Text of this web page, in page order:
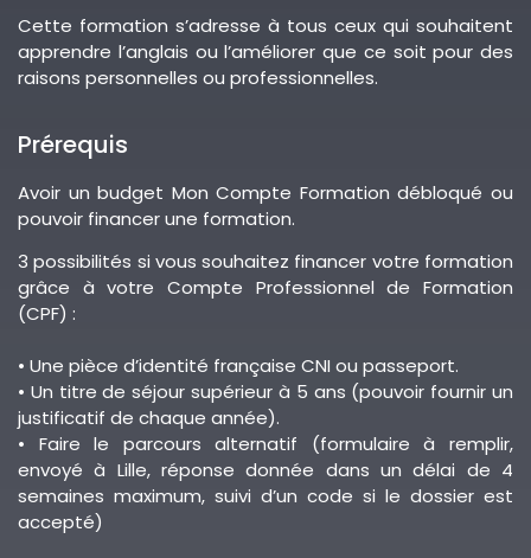
Cette formation s’adresse à tous ceux qui souhaitent
apprendre l’anglais ou l’améliorer que ce soit pour des
raisons personnelles ou professionnelles.
Prérequis
Avoir un budget Mon Compte Formation débloqué ou
pouvoir financer une formation.
3 possibilités si vous souhaitez financer votre formation
grâce à votre Compte Professionnel de Formation
(CPF) :
• Une pièce d’identité française CNI ou passeport.
• Un titre de séjour supérieur à 5 ans (pouvoir fournir un
justificatif de chaque année).
• Faire le parcours alternatif (formulaire à remplir,
envoyé à Lille, réponse donnée dans un délai de 4
semaines maximum, suivi d’un code si le dossier est
accepté)